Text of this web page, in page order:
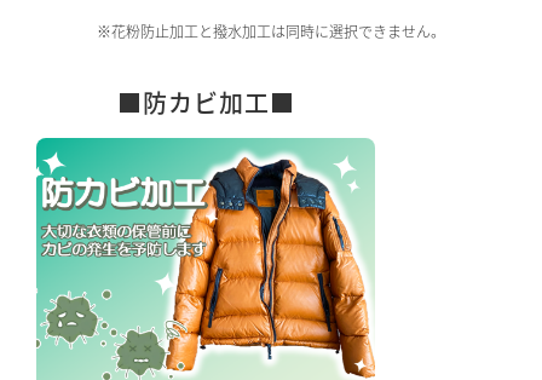
※花粉防止加工と撥水加工は同時に選択できません。
■防カビ加工■